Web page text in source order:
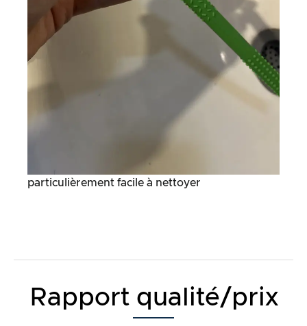
particulièrement facile à nettoyer
Rapport qualité/prix